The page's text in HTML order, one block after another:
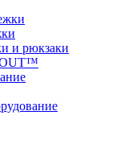
и рюкзаки